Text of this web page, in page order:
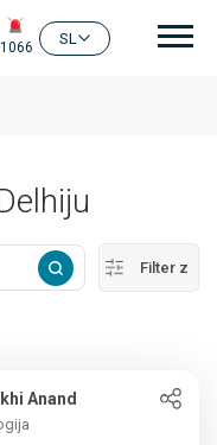
1066
SL
Filter z
Anand